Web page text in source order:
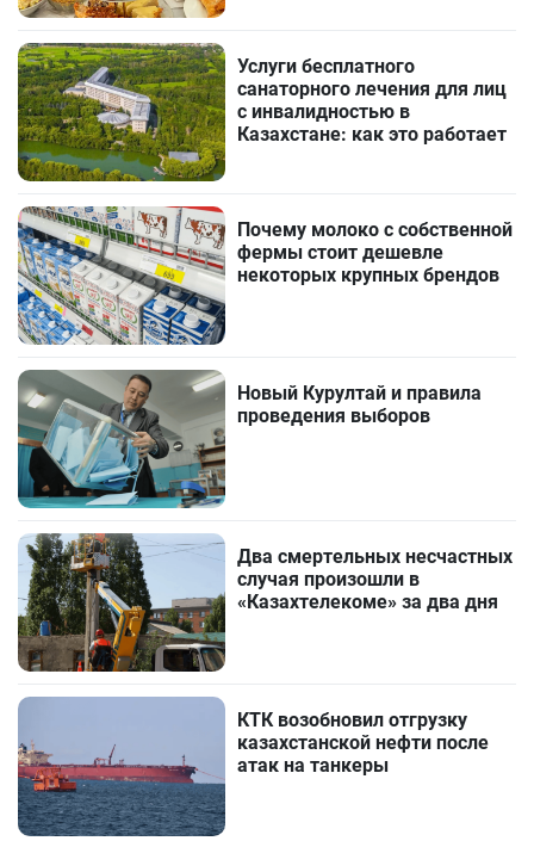
Услуги бесплатного
санаторного лечения для лиц
с инвалидностью в
Казахстане: как это работает
Почему молоко с собственной
фермы стоит дешевле
некоторых крупных брендов
Новый Курултай и правила
проведения выборов
Два смертельных несчастных
случая произошли в
«Казахтелекоме» за два дня
КТК возобновил отгрузку
казахстанской нефти после
атак на танкеры